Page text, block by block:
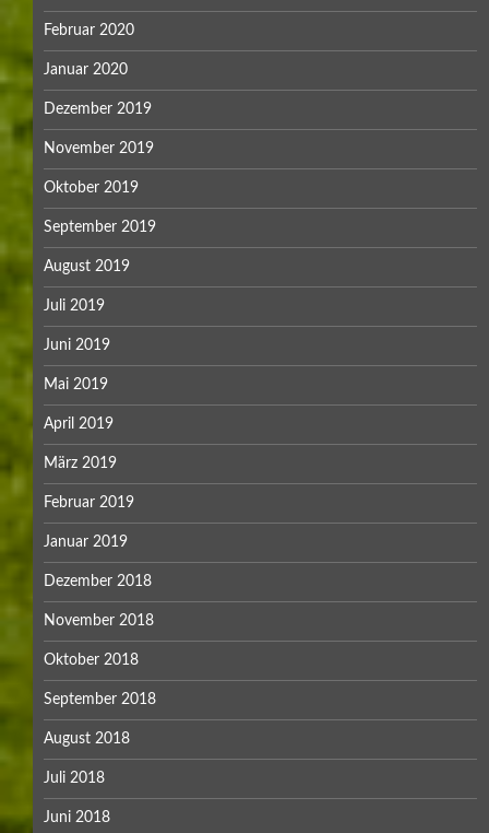
Februar 2020
Januar 2020
Dezember 2019
November 2019
Oktober 2019
September 2019
August 2019
Juli 2019
Juni 2019
Mai 2019
April 2019
März 2019
Februar 2019
Januar 2019
Dezember 2018
November 2018
Oktober 2018
September 2018
August 2018
Juli 2018
Juni 2018